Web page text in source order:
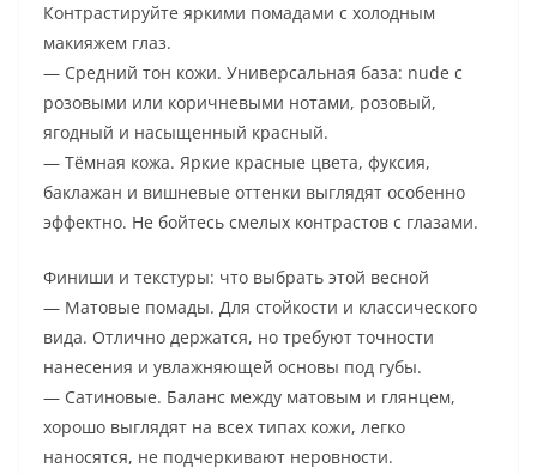
Контрастируйте яркими помадами с холодным
макияжем глаз.
— Средний тон кожи. Универсальная база: nude с
розовыми или коричневыми нотами, розовый,
ягодный и насыщенный красный.
— Тёмная кожа. Яркие красные цвета, фуксия,
баклажан и вишневые оттенки выглядят особенно
эффектно. Не бойтесь смелых контрастов с глазами.
Финиши и текстуры: что выбрать этой весной
— Матовые помады. Для стойкости и классического
вида. Отлично держатся, но требуют точности
нанесения и увлажняющей основы под губы.
— Сатиновые. Баланс между матовым и глянцем,
хорошо выглядят на всех типах кожи, легко
наносятся, не подчеркивают неровности.